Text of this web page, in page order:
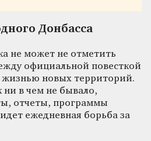
Донбасса
не может не отметить
официальной повесткой
жизнью новых территорий.
ни в чем не бывало,
отчеты, программы
ежедневная борьба за